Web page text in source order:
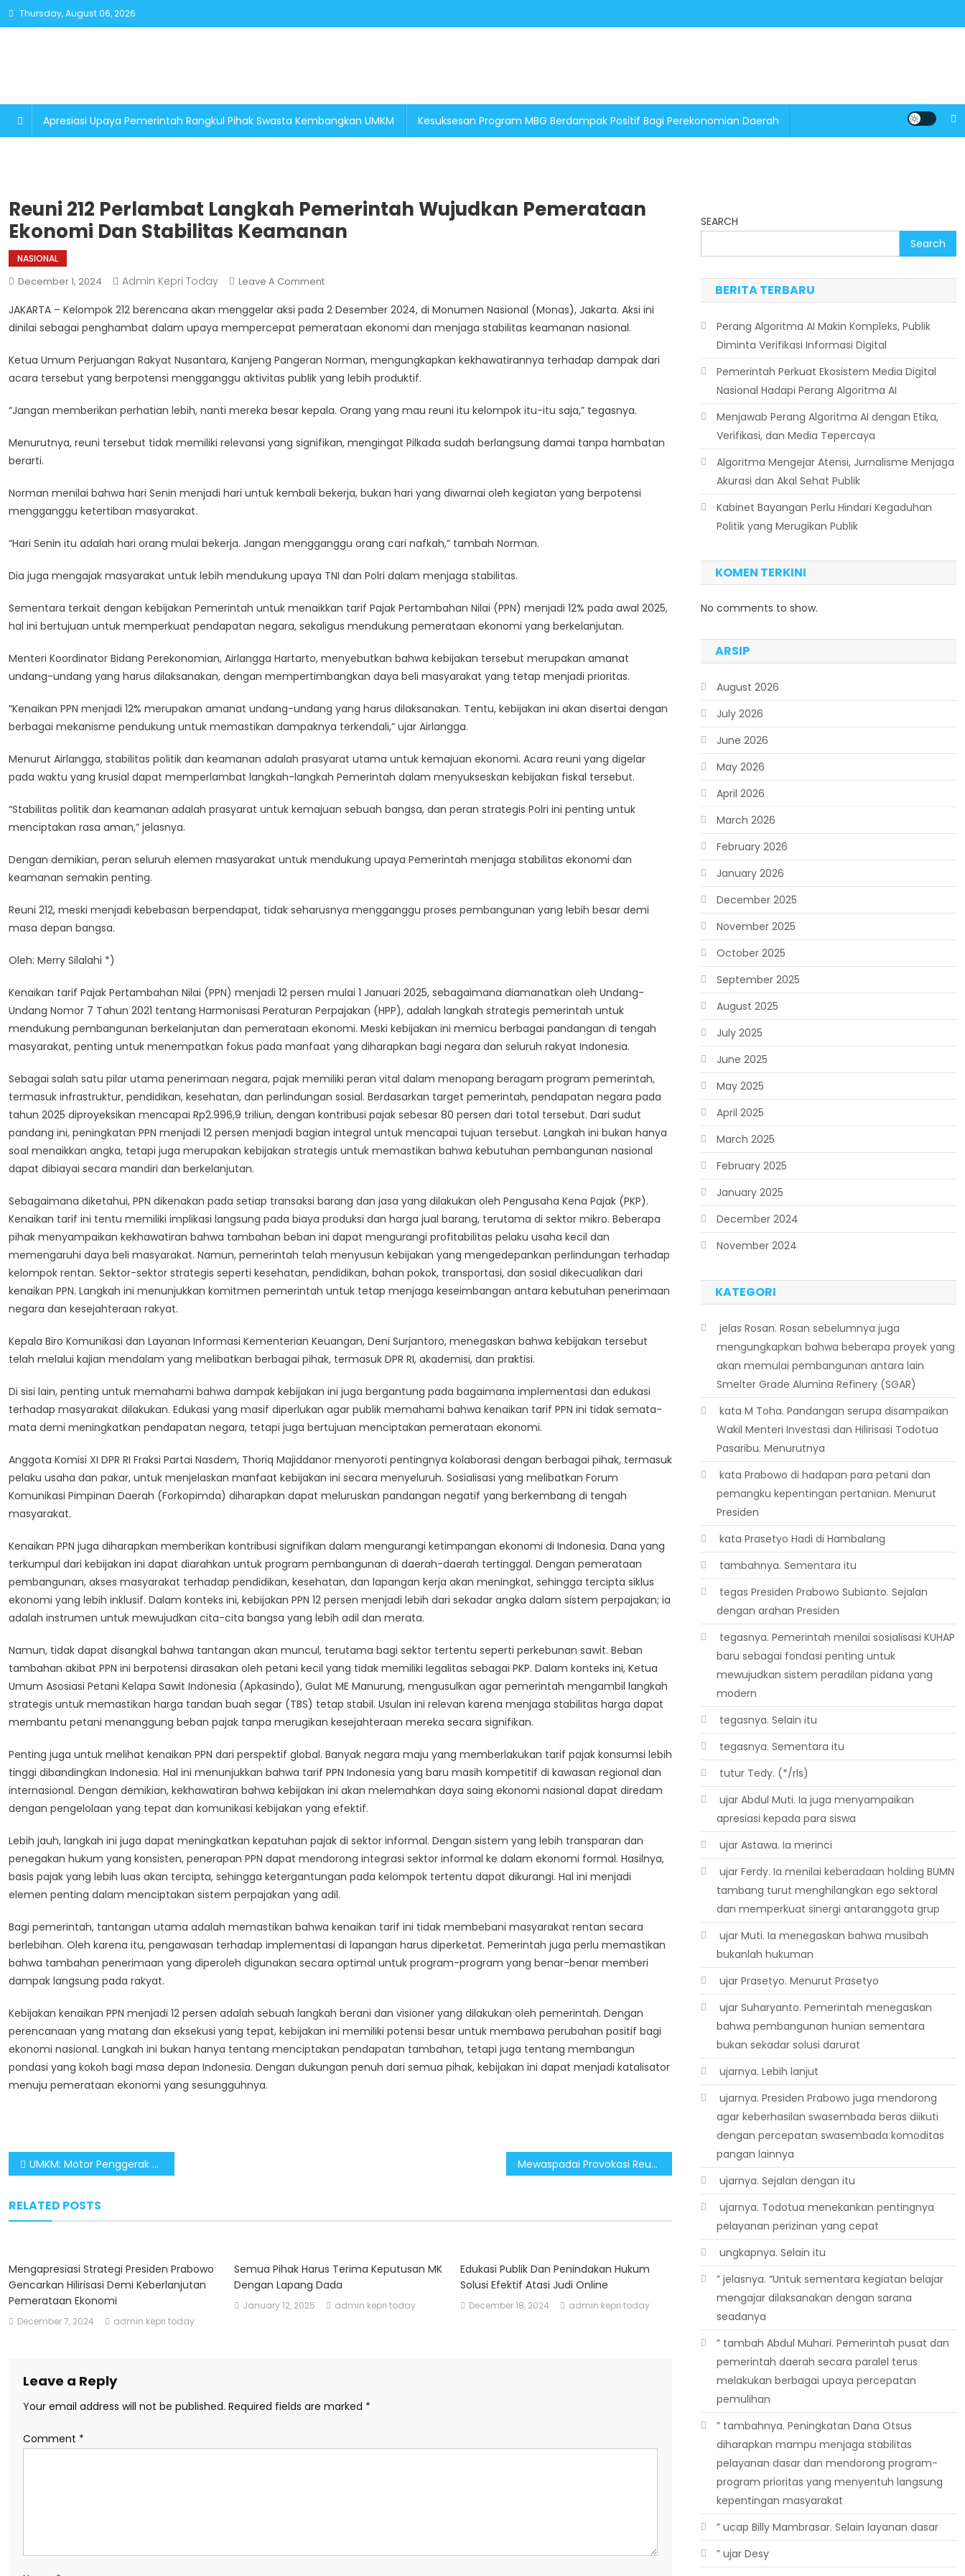
Skip
to
Thursday, August 06, 2026
Apresiasi Upaya Pemerintah Rangkul Pihak Swasta Kembangkan UMKM Kesuksesan Program MBG Berdampak Positif Bagi Perekonomian Daerah
Reuni 212 Perlambat Langkah Pemerintah Wujudkan Pemerataan
Ekonomi Dan Stabilitas Keamanan
NASIONAL
December 1, 2024 Admin Kepri Today Leave A CommentOn
212
Perlambat
Pemerintah
Wujudkan
Ekonomi
Stabilitas
JAKARTA – Kelompok 212 berencana akan menggelar aksi pada 2 Desember 2024, di Monumen Nasional (Monas), Jakarta. Aksi ini
dinilai sebagai penghambat dalam upaya mempercepat pemerataan ekonomi dan menjaga stabilitas keamanan nasional.
Ketua Umum Perjuangan Rakyat Nusantara, Kanjeng Pangeran Norman, mengungkapkan kekhawatirannya terhadap dampak dari
acara tersebut yang berpotensi mengganggu aktivitas publik yang lebih produktif.
“Jangan memberikan perhatian lebih, nanti mereka besar kepala. Orang yang mau reuni itu kelompok itu-itu saja,” tegasnya.
Menurutnya, reuni tersebut tidak memiliki relevansi yang signifikan, mengingat Pilkada sudah berlangsung damai tanpa hambatan
berarti.
Norman menilai bahwa hari Senin menjadi hari untuk kembali bekerja, bukan hari yang diwarnai oleh kegiatan yang berpotensi
mengganggu ketertiban masyarakat.
“Hari Senin itu adalah hari orang mulai bekerja. Jangan mengganggu orang cari nafkah,” tambah Norman.
Dia juga mengajak masyarakat untuk lebih mendukung upaya TNI dan Polri dalam menjaga stabilitas.
Sementara terkait dengan kebijakan Pemerintah untuk menaikkan tarif Pajak Pertambahan Nilai (PPN) menjadi 12% pada awal 2025,
hal ini bertujuan untuk memperkuat pendapatan negara, sekaligus mendukung pemerataan ekonomi yang berkelanjutan.
Menteri Koordinator Bidang Perekonomian, Airlangga Hartarto, menyebutkan bahwa kebijakan tersebut merupakan amanat
undang-undang yang harus dilaksanakan, dengan mempertimbangkan daya beli masyarakat yang tetap menjadi prioritas.
“Kenaikan PPN menjadi 12% merupakan amanat undang-undang yang harus dilaksanakan. Tentu, kebijakan ini akan disertai dengan
berbagai mekanisme pendukung untuk memastikan dampaknya terkendali,” ujar Airlangga.
Menurut Airlangga, stabilitas politik dan keamanan adalah prasyarat utama untuk kemajuan ekonomi. Acara reuni yang digelar
pada waktu yang krusial dapat memperlambat langkah-langkah Pemerintah dalam menyukseskan kebijakan fiskal tersebut.
“Stabilitas politik dan keamanan adalah prasyarat untuk kemajuan sebuah bangsa, dan peran strategis Polri ini penting untuk
menciptakan rasa aman,” jelasnya.
Dengan demikian, peran seluruh elemen masyarakat untuk mendukung upaya Pemerintah menjaga stabilitas ekonomi dan
keamanan semakin penting.
Reuni 212, meski menjadi kebebasan berpendapat, tidak seharusnya mengganggu proses pembangunan yang lebih besar demi
masa depan bangsa.
Oleh: Merry Silalahi *)
Kenaikan tarif Pajak Pertambahan Nilai (PPN) menjadi 12 persen mulai 1 Januari 2025, sebagaimana diamanatkan oleh Undang-
Undang Nomor 7 Tahun 2021 tentang Harmonisasi Peraturan Perpajakan (HPP), adalah langkah strategis pemerintah untuk
mendukung pembangunan berkelanjutan dan pemerataan ekonomi. Meski kebijakan ini memicu berbagai pandangan di tengah
masyarakat, penting untuk menempatkan fokus pada manfaat yang diharapkan bagi negara dan seluruh rakyat Indonesia.
Sebagai salah satu pilar utama penerimaan negara, pajak memiliki peran vital dalam menopang beragam program pemerintah,
termasuk infrastruktur, pendidikan, kesehatan, dan perlindungan sosial. Berdasarkan target pemerintah, pendapatan negara pada
tahun 2025 diproyeksikan mencapai Rp2.996,9 triliun, dengan kontribusi pajak sebesar 80 persen dari total tersebut. Dari sudut
pandang ini, peningkatan PPN menjadi 12 persen menjadi bagian integral untuk mencapai tujuan tersebut. Langkah ini bukan hanya
soal menaikkan angka, tetapi juga merupakan kebijakan strategis untuk memastikan bahwa kebutuhan pembangunan nasional
dapat dibiayai secara mandiri dan berkelanjutan.
Sebagaimana diketahui, PPN dikenakan pada setiap transaksi barang dan jasa yang dilakukan oleh Pengusaha Kena Pajak (PKP).
Kenaikan tarif ini tentu memiliki implikasi langsung pada biaya produksi dan harga jual barang, terutama di sektor mikro. Beberapa
pihak menyampaikan kekhawatiran bahwa tambahan beban ini dapat mengurangi profitabilitas pelaku usaha kecil dan
memengaruhi daya beli masyarakat. Namun, pemerintah telah menyusun kebijakan yang mengedepankan perlindungan terhadap
kelompok rentan. Sektor-sektor strategis seperti kesehatan, pendidikan, bahan pokok, transportasi, dan sosial dikecualikan dari
kenaikan PPN. Langkah ini menunjukkan komitmen pemerintah untuk tetap menjaga keseimbangan antara kebutuhan penerimaan
negara dan kesejahteraan rakyat.
Kepala Biro Komunikasi dan Layanan Informasi Kementerian Keuangan, Deni Surjantoro, menegaskan bahwa kebijakan tersebut
telah melalui kajian mendalam yang melibatkan berbagai pihak, termasuk DPR RI, akademisi, dan praktisi.
Di sisi lain, penting untuk memahami bahwa dampak kebijakan ini juga bergantung pada bagaimana implementasi dan edukasi
terhadap masyarakat dilakukan. Edukasi yang masif diperlukan agar publik memahami bahwa kenaikan tarif PPN ini tidak semata-
mata demi meningkatkan pendapatan negara, tetapi juga bertujuan menciptakan pemerataan ekonomi.
Anggota Komisi XI DPR RI Fraksi Partai Nasdem, Thoriq Majiddanor menyoroti pentingnya kolaborasi dengan berbagai pihak, termasuk
pelaku usaha dan pakar, untuk menjelaskan manfaat kebijakan ini secara menyeluruh. Sosialisasi yang melibatkan Forum
Komunikasi Pimpinan Daerah (Forkopimda) diharapkan dapat meluruskan pandangan negatif yang berkembang di tengah
masyarakat.
Kenaikan PPN juga diharapkan memberikan kontribusi signifikan dalam mengurangi ketimpangan ekonomi di Indonesia. Dana yang
terkumpul dari kebijakan ini dapat diarahkan untuk program pembangunan di daerah-daerah tertinggal. Dengan pemerataan
pembangunan, akses masyarakat terhadap pendidikan, kesehatan, dan lapangan kerja akan meningkat, sehingga tercipta siklus
ekonomi yang lebih inklusif. Dalam konteks ini, kebijakan PPN 12 persen menjadi lebih dari sekadar angka dalam sistem perpajakan; ia
adalah instrumen untuk mewujudkan cita-cita bangsa yang lebih adil dan merata.
Namun, tidak dapat disangkal bahwa tantangan akan muncul, terutama bagi sektor tertentu seperti perkebunan sawit. Beban
tambahan akibat PPN ini berpotensi dirasakan oleh petani kecil yang tidak memiliki legalitas sebagai PKP. Dalam konteks ini, Ketua
Umum Asosiasi Petani Kelapa Sawit Indonesia (Apkasindo), Gulat ME Manurung, mengusulkan agar pemerintah mengambil langkah
strategis untuk memastikan harga tandan buah segar (TBS) tetap stabil. Usulan ini relevan karena menjaga stabilitas harga dapat
membantu petani menanggung beban pajak tanpa merugikan kesejahteraan mereka secara signifikan.
Penting juga untuk melihat kenaikan PPN dari perspektif global. Banyak negara maju yang memberlakukan tarif pajak konsumsi lebih
tinggi dibandingkan Indonesia. Hal ini menunjukkan bahwa tarif PPN Indonesia yang baru masih kompetitif di kawasan regional dan
internasional. Dengan demikian, kekhawatiran bahwa kebijakan ini akan melemahkan daya saing ekonomi nasional dapat diredam
dengan pengelolaan yang tepat dan komunikasi kebijakan yang efektif.
Lebih jauh, langkah ini juga dapat meningkatkan kepatuhan pajak di sektor informal. Dengan sistem yang lebih transparan dan
penegakan hukum yang konsisten, penerapan PPN dapat mendorong integrasi sektor informal ke dalam ekonomi formal. Hasilnya,
basis pajak yang lebih luas akan tercipta, sehingga ketergantungan pada kelompok tertentu dapat dikurangi. Hal ini menjadi
elemen penting dalam menciptakan sistem perpajakan yang adil.
Bagi pemerintah, tantangan utama adalah memastikan bahwa kenaikan tarif ini tidak membebani masyarakat rentan secara
berlebihan. Oleh karena itu, pengawasan terhadap implementasi di lapangan harus diperketat. Pemerintah juga perlu memastikan
bahwa tambahan penerimaan yang diperoleh digunakan secara optimal untuk program-program yang benar-benar memberi
dampak langsung pada rakyat.
Kebijakan kenaikan PPN menjadi 12 persen adalah sebuah langkah berani dan visioner yang dilakukan oleh pemerintah. Dengan
perencanaan yang matang dan eksekusi yang tepat, kebijakan ini memiliki potensi besar untuk membawa perubahan positif bagi
ekonomi nasional. Langkah ini bukan hanya tentang menciptakan pendapatan tambahan, tetapi juga tentang membangun
pondasi yang kokoh bagi masa depan Indonesia. Dengan dukungan penuh dari semua pihak, kebijakan ini dapat menjadi katalisator
menuju pemerataan ekonomi yang sesungguhnya.
Post
UMKM: Motor Penggerak Utama Pertumbuhan Ekonomi Indonesia di Masa Pemerintahan Prabowo-Gibran Mewaspadai Provokasi Reuni 212 Ganggu Program Ekonomi Pemerintahan Prabowo-Gibran
RELATED POSTS
Mengapresiasi Strategi Presiden Prabowo
Gencarkan Hilirisasi Demi Keberlanjutan
Pemerataan Ekonomi
December 7, 2024 admin kepri today
Semua Pihak Harus Terima Keputusan MK
Dengan Lapang Dada
January 12, 2025 admin kepri today
Edukasi Publik Dan Penindakan Hukum
Solusi Efektif Atasi Judi Online
December 18, 2024 admin kepri today
Leave a Reply
Your email address will not be published. Required fields are marked *
Comment *
SEARCH
Search
BERITA TERBARU
Perang Algoritma AI Makin Kompleks, Publik
Diminta Verifikasi Informasi Digital
Pemerintah Perkuat Ekosistem Media Digital
Nasional Hadapi Perang Algoritma AI
Menjawab Perang Algoritma AI dengan Etika,
Verifikasi, dan Media Tepercaya
Algoritma Mengejar Atensi, Jurnalisme Menjaga
Akurasi dan Akal Sehat Publik
Kabinet Bayangan Perlu Hindari Kegaduhan
Politik yang Merugikan Publik
KOMEN TERKINI
No comments to show.
ARSIP
August 2026
July 2026
June 2026
May 2026
April 2026
March 2026
February 2026
January 2026
December 2025
November 2025
October 2025
September 2025
August 2025
July 2025
June 2025
May 2025
April 2025
March 2025
February 2025
January 2025
December 2024
November 2024
KATEGORI
 jelas Rosan. Rosan sebelumnya juga
mengungkapkan bahwa beberapa proyek yang
akan memulai pembangunan antara lain
Smelter Grade Alumina Refinery (SGAR)
 kata M Toha. Pandangan serupa disampaikan
Wakil Menteri Investasi dan Hilirisasi Todotua
Pasaribu. Menurutnya
 kata Prabowo di hadapan para petani dan
pemangku kepentingan pertanian. Menurut
Presiden
 kata Prasetyo Hadi di Hambalang
 tambahnya. Sementara itu
 tegas Presiden Prabowo Subianto. Sejalan
dengan arahan Presiden
 tegasnya. Pemerintah menilai sosialisasi KUHAP
baru sebagai fondasi penting untuk
mewujudkan sistem peradilan pidana yang
modern
 tegasnya. Selain itu
 tegasnya. Sementara itu
 tutur Tedy. (*/rls)
 ujar Abdul Muti. Ia juga menyampaikan
apresiasi kepada para siswa
 ujar Astawa. Ia merinci
 ujar Ferdy. Ia menilai keberadaan holding BUMN
tambang turut menghilangkan ego sektoral
dan memperkuat sinergi antaranggota grup
 ujar Muti. Ia menegaskan bahwa musibah
bukanlah hukuman
 ujar Prasetyo. Menurut Prasetyo
 ujar Suharyanto. Pemerintah menegaskan
bahwa pembangunan hunian sementara
bukan sekadar solusi darurat
 ujarnya. Lebih lanjut
 ujarnya. Presiden Prabowo juga mendorong
agar keberhasilan swasembada beras diikuti
dengan percepatan swasembada komoditas
pangan lainnya
 ujarnya. Sejalan dengan itu
 ujarnya. Todotua menekankan pentingnya
pelayanan perizinan yang cepat
 ungkapnya. Selain itu
” jelasnya. “Untuk sementara kegiatan belajar
mengajar dilaksanakan dengan sarana
seadanya
” tambah Abdul Muhari. Pemerintah pusat dan
pemerintah daerah secara paralel terus
melakukan berbagai upaya percepatan
pemulihan
” tambahnya. Peningkatan Dana Otsus
diharapkan mampu menjaga stabilitas
pelayanan dasar dan mendorong program-
program prioritas yang menyentuh langsung
kepentingan masyarakat
” ucap Billy Mambrasar. Selain layanan dasar
” ujar Desy